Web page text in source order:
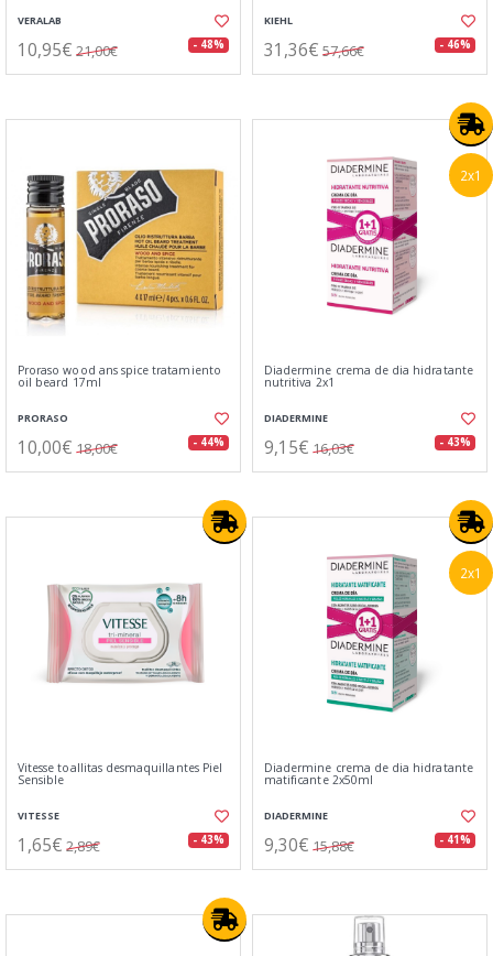
VERALAB
10,95€ 21,00€ - 48%
KIEHL
31,36€ 57,66€ - 46%
Proraso wood ans spice tratamiento
oil beard 17ml
PRORASO
10,00€ 18,00€ - 44%
2x1
Diadermine crema de dia hidratante
nutritiva 2x1
DIADERMINE
9,15€ 16,03€ - 43%
Vitesse toallitas desmaquillantes Piel
Sensible
VITESSE
1,65€ 2,89€ - 43%
2x1
Diadermine crema de dia hidratante
matificante 2x50ml
DIADERMINE
9,30€ 15,88€ - 41%